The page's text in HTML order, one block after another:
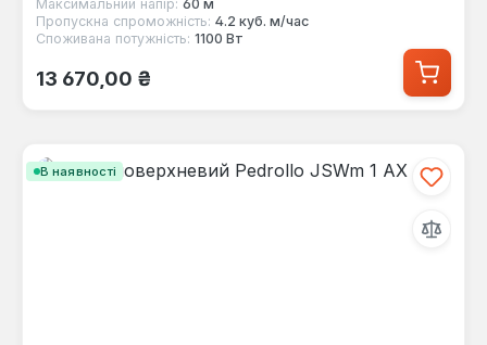
Максимальний напір: 60 м
Пропускна спроможність: 4.2 куб. м/час
Споживана потужність: 1100 Вт
Звичайна ціна:
13 670,00 ₴
В наявності